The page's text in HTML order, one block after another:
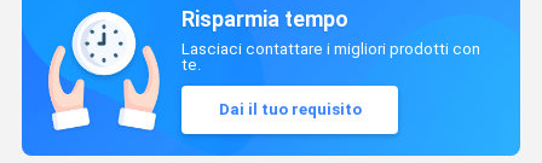
Risparmia tempo
Lasciaci contattare i migliori prodotti con
te.
Dai il tuo requisito